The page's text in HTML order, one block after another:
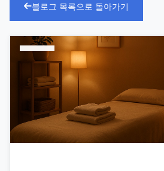
블로그 목록으로 돌아가기